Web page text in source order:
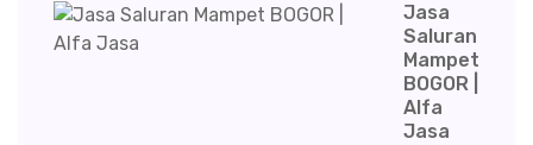
Jasa
Saluran
Mampet
BOGOR |
Alfa
Jasa